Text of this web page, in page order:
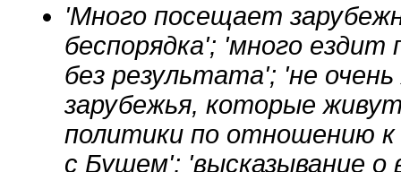
'Много посещает
беспорядка'; 'много
без результата'; 'не
зарубежья, которые
политики по отношению
с Бушем'; 'высказывание о